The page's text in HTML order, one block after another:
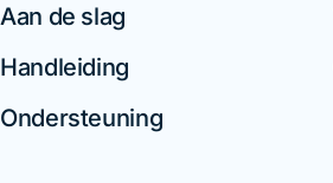
Aan de slag
Handleiding
Ondersteuning